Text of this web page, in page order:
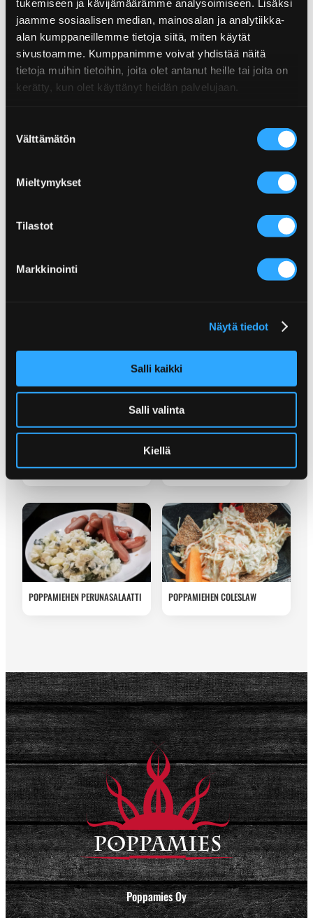
tukemiseen ja kävijämäärämme analysoimiseen. Lisäksi
jaamme sosiaalisen median, mainosalan ja analytiikka-
alan kumppaneillemme tietoja siitä, miten käytät
sivustoamme. Kumppanimme voivat yhdistää näitä
tietoja muihin tietoihin, joita olet antanut heille tai joita on
kerätty, kun olet käyttänyt heidän palvelujaan.
valinta
Välttämätön
Mieltymykset
Tilastot
Markkinointi
Näytä tiedot
Salli kaikki
Salli valinta
Kiellä
POLLOPASTASALAATTI RAPU-MELONISALAATTI
MUNAKOISOSALAATTI
MELONISALAATTI
MEKSIKOLAINEN RAPU-
CHEVICHESALAATTI
POPPAMIEHEN PERUNASALAATTI POPPAMIEHEN COLESLAW
Poppamies Oy